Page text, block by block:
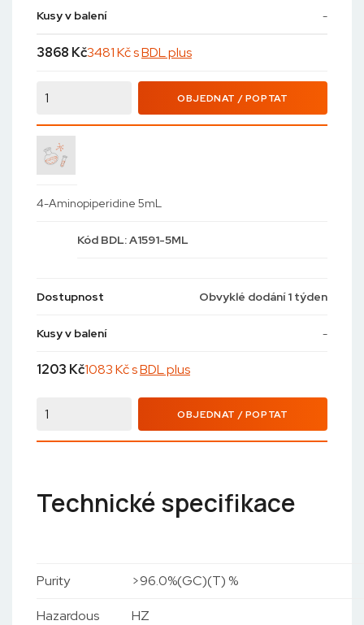
Kusy v balení -
3868 Kč3481 Kč sBDL plus
OBJEDNAT / POPTAT
4-Aminopiperidine 5mL
Kód BDL: A1591-5ML
Dostupnost Obvyklé dodání 1 týden
Kusy v balení -
1203 Kč1083 Kč sBDL plus
OBJEDNAT / POPTAT
Technické specifikace
Purity >96.0%(GC)(T) %
Hazardous HZ